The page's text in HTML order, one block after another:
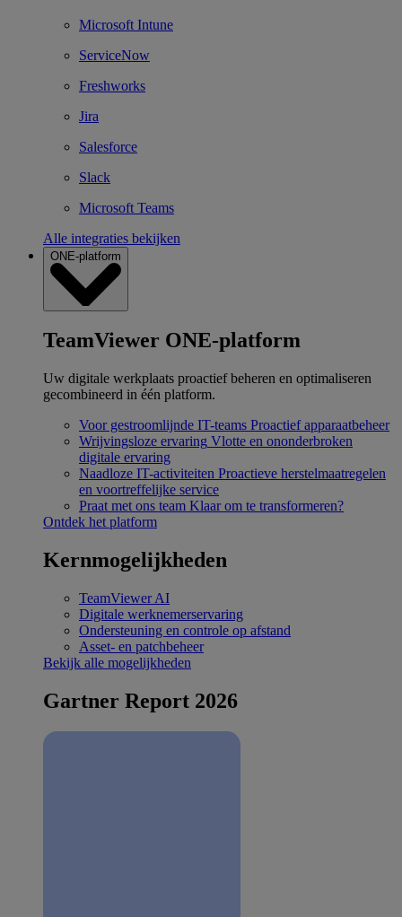
Microsoft Intune
ServiceNow
Freshworks
Jira
Salesforce
Slack
Microsoft Teams
Alle integraties bekijken
ONE-platform
TeamViewer ONE-platform
Uw digitale werkplaats proactief beheren en optimaliseren
gecombineerd in één platform.
Voor gestroomlijnde IT-teams Proactief apparaatbeheer
Wrijvingsloze ervaring Vlotte en ononderbroken
digitale ervaring
Naadloze IT-activiteiten Proactieve herstelmaatregelen
en voortreffelijke service
Praat met ons team Klaar om te transformeren?
Ontdek het platform
Kernmogelijkheden
TeamViewer AI
Digitale werknemerservaring
Ondersteuning en controle op afstand
Asset- en patchbeheer
Bekijk alle mogelijkheden
Gartner Report 2026